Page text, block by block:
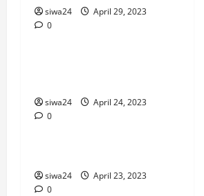
siwa24
April 29, 2023
0
Pfannen-Gerichte
Rezepte
siwa24
April 24, 2023
0Brot & Brötchen
siwa24
April 23, 2023
0